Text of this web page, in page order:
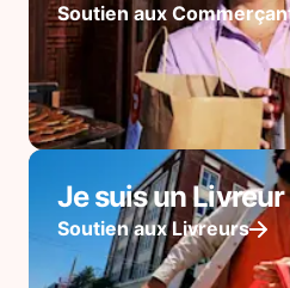
Soutien aux
Je suis un Livreur
Soutien aux Livreurs